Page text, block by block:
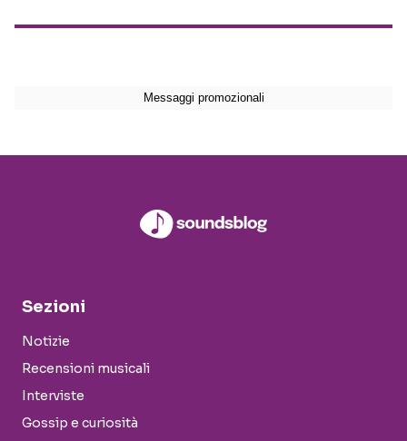
Sezioni
Notizie
Recensioni musicali
Interviste
Gossip e curiosità